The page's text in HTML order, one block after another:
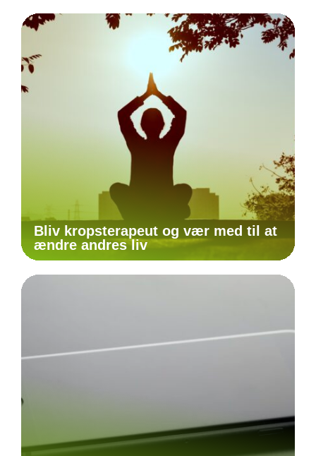
Bliv kropsterapeut og vær med til at
ændre andres liv